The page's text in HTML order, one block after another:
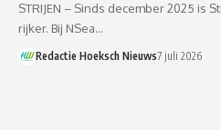
STRIJEN – Sinds december 2025 is
rijker. Bij NSea…
Redactie Hoeksch Nieuws7 juli 2026